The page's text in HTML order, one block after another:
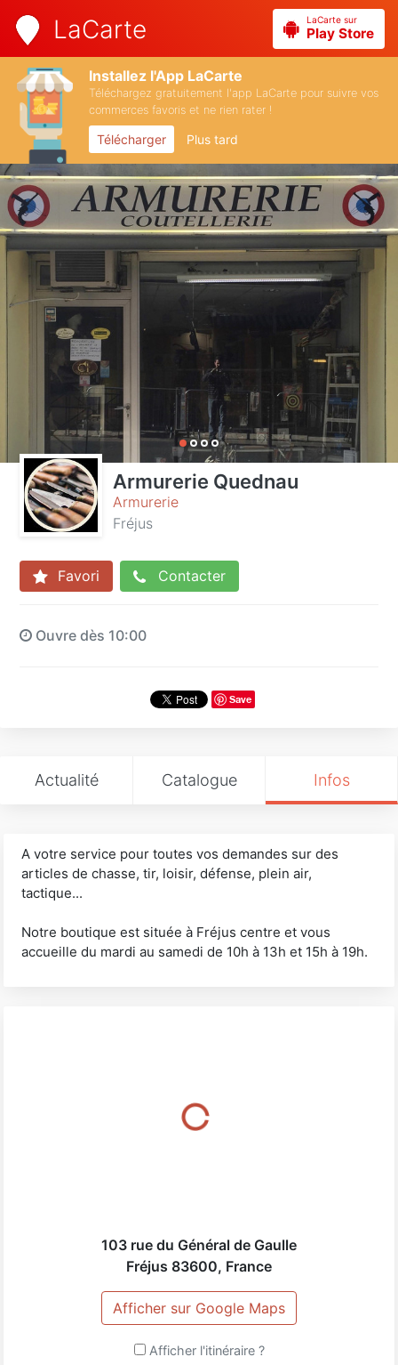
LaCarte LaCarte sur
Play Store
Installez l'App LaCarte
Téléchargez gratuitement l'app LaCarte pour suivre vos
commerces favoris et ne rien rater !
Télécharger Plus tard
Armurerie Quednau
Armurerie
Fréjus
Favori Contacter
Ouvre dès 10:00
Save
Actualité Catalogue Infos
A votre service pour toutes vos demandes sur des
articles de chasse, tir, loisir, défense, plein air,
tactique...
Notre boutique est située à Fréjus centre et vous
accueille du mardi au samedi de 10h à 13h et 15h à 19h.
103 rue du Général de Gaulle
Fréjus 83600, France
Afficher sur Google Maps
Afficher l'itinéraire ?